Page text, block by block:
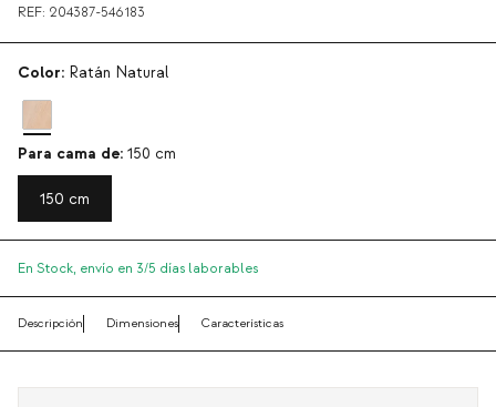
REF: 204387-546183
Color: Ratán Natural
Para cama de: 150 cm
150 cm
En Stock, envío en 3/5 días laborables
Descripción Dimensiones Características